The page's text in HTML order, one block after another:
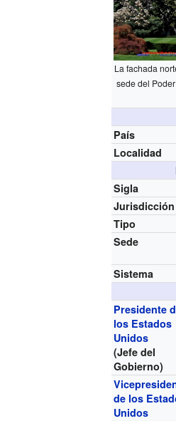
La fachada
sede del
País
Localidad
Sigla
Jurisdicción
Tipo
Sede
Sistema
Presidente
los Estados
Unidos
(Jefe del
Gobierno)
de los
Unidos